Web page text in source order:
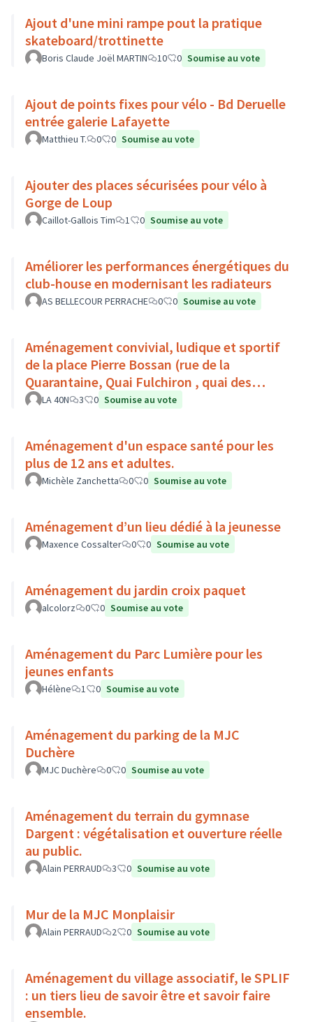
Ajout d'une mini rampe pout la pratique
skateboard/trottinette
Boris Claude Joël MARTIN 10 0 Soumise au vote
Ajout de points fixes pour vélo - Bd Deruelle
entrée galerie Lafayette
Matthieu T. 0 0 Soumise au vote
Ajouter des places sécurisées pour vélo à
Gorge de Loup
Caillot-Gallois Tim 1 0 Soumise au vote
Améliorer les performances énergétiques du
club-house en modernisant les radiateurs
AS BELLECOUR PERRACHE 0 0 Soumise au vote
Aménagement convivial, ludique et sportif
de la place Pierre Bossan (rue de la
Quarantaine, Quai Fulchiron , quai des
étroits, Montée de Chouans)
LA 40N 3 0 Soumise au vote
Aménagement d'un espace santé pour les
plus de 12 ans et adultes.
Michèle Zanchetta 0 0 Soumise au vote
Aménagement d’un lieu dédié à la jeunesse
Maxence Cossalter 0 0 Soumise au vote
Aménagement du jardin croix paquet
alcolorz 0 0 Soumise au vote
Aménagement du Parc Lumière pour les
jeunes enfants
Hélène 1 0 Soumise au vote
Aménagement du parking de la MJC
Duchère
MJC Duchère 0 0 Soumise au vote
Aménagement du terrain du gymnase
Dargent : végétalisation et ouverture réelle
au public.
Alain PERRAUD 3 0 Soumise au vote
Mur de la MJC Monplaisir
Alain PERRAUD 2 0 Soumise au vote
Aménagement du village associatif, le SPLIF
: un tiers lieu de savoir être et savoir faire
ensemble.